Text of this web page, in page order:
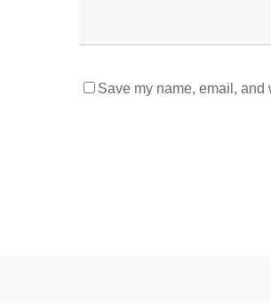
Save my name, email, and